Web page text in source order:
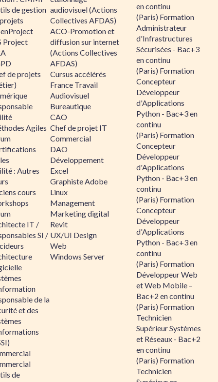
de gestion
Project
de projets
Agiles
: Autres
cours
IT /
SI /
de la
et des
de
audiovisuel (Actions
Collectives AFDAS)
ACO-Promotion et
diffusion sur internet
(Actions Collectives
AFDAS)
Cursus accélérés
France Travail
Audiovisuel
Bureautique
CAO
Chef de projet IT
Commercial
DAO
Développement
Excel
Graphiste Adobe
Linux
Management
Marketing digital
Revit
UX/UI Design
Web
Windows Server
en continu
(Paris) Formation
Administrateur
d'Infrastructures
Sécurisées - Bac+3
en continu
(Paris) Formation
Concepteur
Développeur
d'Applications
Python - Bac+3 en
continu
(Paris) Formation
Concepteur
Développeur
d'Applications
Python - Bac+3 en
continu
(Paris) Formation
Concepteur
Développeur
d'Applications
Python - Bac+3 en
continu
(Paris) Formation
Développeur Web
et Web Mobile –
Bac+2 en continu
(Paris) Formation
Technicien
Supérieur Systèmes
et Réseaux - Bac+2
en continu
(Paris) Formation
Technicien